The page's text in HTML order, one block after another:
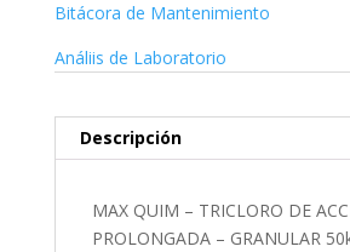
Bitácora de Mantenimiento
Análiis de Laboratorio
Descripción
MAX QUIM – TRICLORO DE
PROLONGADA – GRANULAR